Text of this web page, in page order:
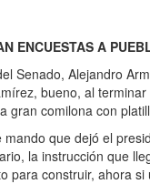
ENCUESTAS A
Senado, Alejandro
bueno, al
gran comilona con
que dejó el
la instrucción que
para construir, ahora si